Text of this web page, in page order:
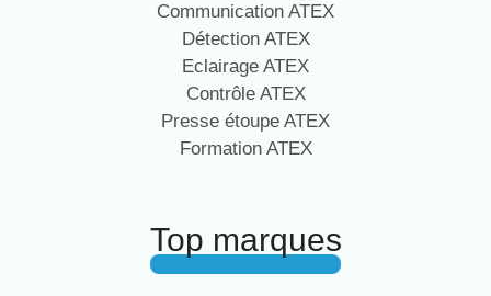
Communication ATEX
Détection ATEX
Eclairage ATEX
Contrôle ATEX
Presse étoupe ATEX
Formation ATEX
Top marques